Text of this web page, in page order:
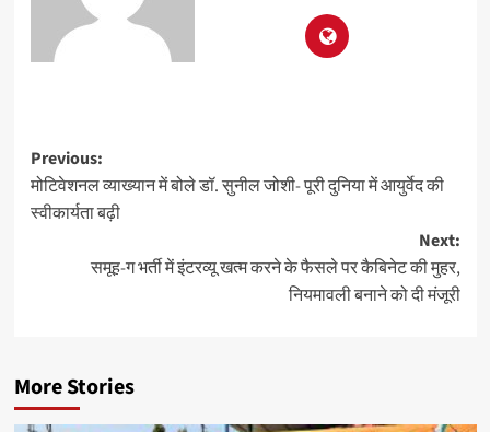
Previous:
मोटिवेशनल व्याख्यान में बोले डॉ. सुनील जोशी- पूरी दुनिया में आयुर्वेद की
स्वीकार्यता बढ़ी
Next:
समूह-ग भर्ती में इंटरव्यू खत्म करने के फैसले पर कैबिनेट की मुहर,
नियमावली बनाने को दी मंजूरी
More Stories